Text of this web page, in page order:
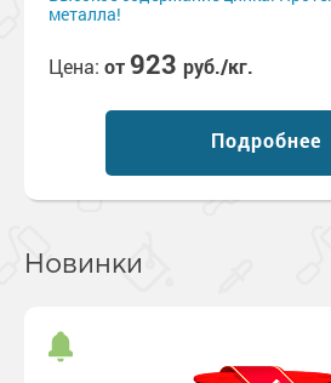
металла!
Цена: от 923 руб./кг.
Подробнее
Новинки